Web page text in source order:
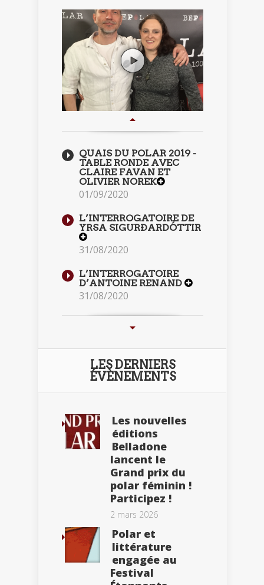
QUAIS DU POLAR 2019 -
TABLE RONDE AVEC
CLAIRE FAVAN ET
OLIVIER NOREK
01/09/2020
L’INTERROGATOIRE DE
YRSA SIGURÐARDÓTTIR
31/08/2020
L’INTERROGATOIRE
D’ANTOINE RENAND
31/08/2020
LES DERNIERS
ÉVÈNEMENTS
Les nouvelles
éditions
Belladone
lancent le
Grand prix du
polar féminin !
Participez !
2 mars 2026
Polar et
littérature
engagée au
Festival